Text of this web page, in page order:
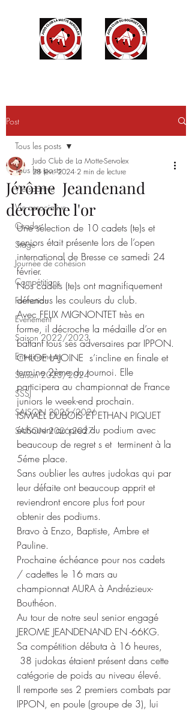
Post
Tous les posts
Vie sportive
Vie associative
Grades
Stage
Journée de cohésion
Compétitions
Formation
Evènement
Saison 2022/2023
Entrainements
Saison 2023/2024
SSSJ
SAISON 2025/2026
SAISON 2026-2027
Tous les posts
Jérôme Jeandenand
décroche l'or
Judo Club de La Motte-Servolex
28 févr. 2024 2 min de lecture
Une sélection de 10 cadets (te)s et
seniors était présente lors de l’open
international de Bresse ce samedi 24
février.
Nos cadets (te)s ont magnifiquement
défendus les couleurs du club.
Avec FELIX MIGNONTET très en
forme, il décroche la médaille d’or en
battant tous ses adversaires par IPPON.
CHLOE LAJOINE  s’incline en finale et
termine 2ème du tournoi. Elle
participera au championnat de France
juniors le week-end prochain.
ISMAËL DUBOIS ET ETHAN PIQUET
échouent au pied du podium avec
beaucoup de regret s et  terminent à la
5éme place.
Sans oublier les autres judokas qui par
leur défaite ont beaucoup apprit et
reviendront encore plus fort pour
obtenir des podiums.
Bravo à Enzo, Baptiste, Ambre et
Pauline.
Prochaine échéance pour nos cadets
/ cadettes le 16 mars au
championnat AURA à Andrézieux-
Bouthéon.
Au tour de notre seul senior engagé
JEROME JEANDENAND EN -66KG.
Sa compétition débuta à 16 heures,
38 judokas étaient présent dans cette
catégorie de poids au niveau élevé.
Il remporte ses 2 premiers combats par
IPPON, en poule (groupe de 3), lui